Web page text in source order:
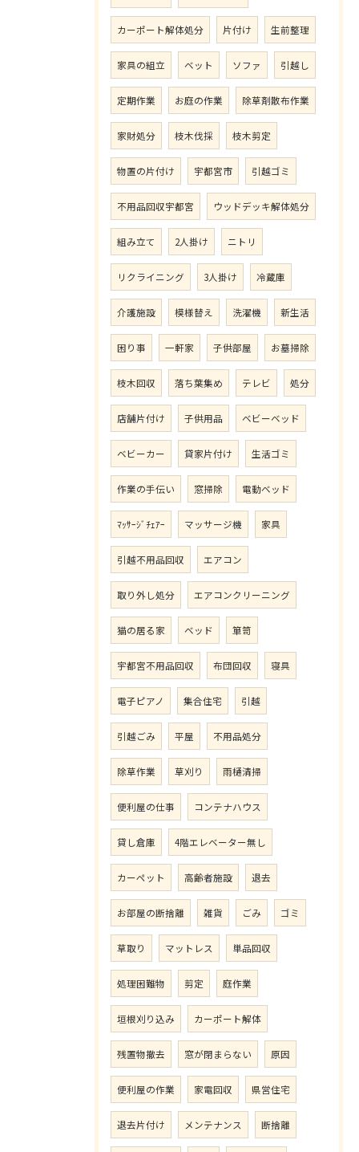
カーポート解体処分 片付け 生前整理
家具の組立 ベット ソファ 引越し
定期作業 お庭の作業 除草剤散布作業
家財処分 枝木伐採 枝木剪定
物置の片付け 宇都宮市 引越ゴミ
不用品回収宇都宮 ウッドデッキ解体処分
組み立て 2人掛け ニトリ
リクライニング 3人掛け 冷蔵庫
介護施設 模様替え 洗濯機 新生活
困り事 一軒家 子供部屋 お墓掃除
枝木回収 落ち葉集め テレビ 処分
店舗片付け 子供用品 ベビーベッド
ベビーカー 貸家片付け 生活ゴミ
作業の手伝い 窓掃除 電動ベッド
ﾏｯｻｰｼﾞﾁｪｱｰ マッサージ機 家具
引越不用品回収 エアコン
取り外し処分 エアコンクリーニング
猫の居る家 ベッド 箪笥
宇都宮不用品回収 布団回収 寝具
電子ピアノ 集合住宅 引越
引越ごみ 平屋 不用品処分
除草作業 草刈り 雨樋清掃
便利屋の仕事 コンテナハウス
貸し倉庫 4階エレベーター無し
カーペット 高齢者施設 退去
お部屋の断捨離 雑貨 ごみ ゴミ
草取り マットレス 単品回収
処理困難物 剪定 庭作業
垣根刈り込み カーポート解体
残置物撤去 窓が閉まらない 原因
便利屋の作業 家電回収 県営住宅
退去片付け メンテナンス 断捨離